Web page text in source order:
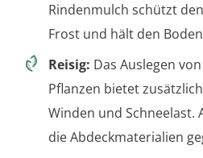
Rindenmulch schützt
Frost und hält den
Reisig: Das Auslegen
Pflanzen bietet
Winden und Schneelast.
die Abdeckmaterialien